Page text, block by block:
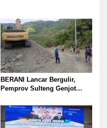
BERANI Lancar Bergulir,
Pemprov Sulteng Genjot
di Sejumlah Daerah